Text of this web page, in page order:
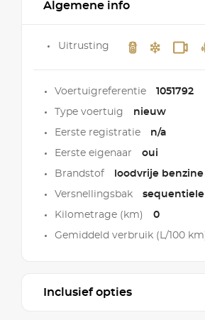
Algemene info
Uitrusting
Voertuigreferentie 1051792
Type voertuig nieuw
Eerste registratie n/a
Eerste eigenaar oui
Brandstof loodvrije benzine
Versnellingsbak
Kilometrage (km) 0
Gemiddeld verbruik (L/100
Inclusief opties